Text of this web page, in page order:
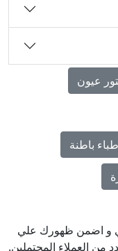
عيون
باطنة
و اضمن ظهورك علي
العملاء المحتملين.